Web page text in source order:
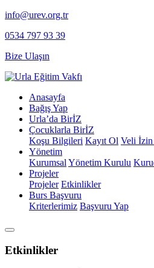
info@urev.org.tr
0534 797 93 39
Bize Ulaşın
Anasayfa
Bağış Yap
Urla’da BirİZ
Çocuklarla BirİZ
Koşu Bilgileri Kayıt Ol ⁠Veli İzin
Yönetim
Kurumsal Yönetim Kurulu
Projeler
Projeler Etkinlikler
Burs Başvuru
Kriterlerimiz Başvuru Yap
Etkinlikler